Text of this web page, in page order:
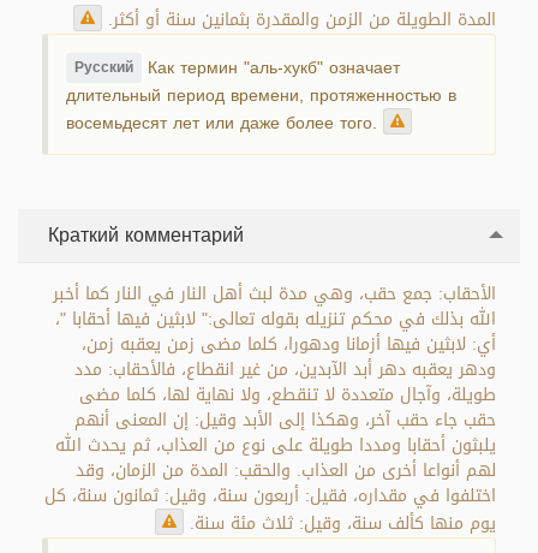
المدة الطويلة من الزمن والمقدرة بثمانين سنة أو أكثر.
Русский Как термин "аль-хукб" означает
длительный период времени, протяженностью в
восемьдесят лет или даже более того.
Краткий комментарий
الأحقاب: جمع حقب، وهي مدة لبث أهل النار في النار كما أخبر
الله بذلك في محكم تنزيله بقوله تعالى:" لابثين فيها أحقابا "،
أي: لابثين فيها أزمانا ودهورا، كلما مضى زمن يعقبه زمن،
ودهر يعقبه دهر أبد الآبدين، من غير انقطاع، فالأحقاب: مدد
طويلة، وآجال متعددة لا تنقطع، ولا نهاية لها، كلما مضى
حقب جاء حقب آخر، وهكذا إلى الأبد وقيل: إن المعنى أنهم
يلبثون أحقابا ومددا طويلة على نوع من العذاب، ثم يحدث الله
لهم أنواعا أخرى من العذاب. والحقب: المدة من الزمان، وقد
اختلفوا في مقداره، فقيل: أربعون سنة، وقيل: ثمانون سنة، كل
يوم منها كألف سنة، وقيل: ثلاث مئة سنة.